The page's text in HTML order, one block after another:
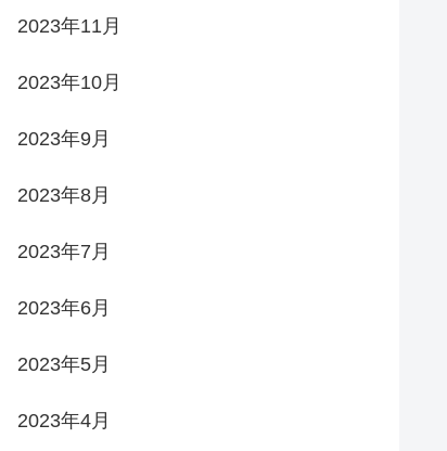
2023年11月
2023年10月
2023年9月
2023年8月
2023年7月
2023年6月
2023年5月
2023年4月